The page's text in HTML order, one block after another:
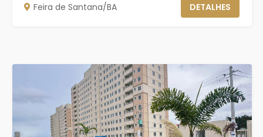
Feira de Santana/BA DETALHES